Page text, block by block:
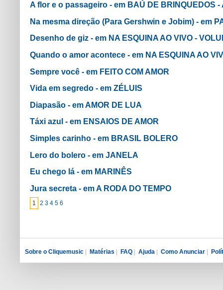
A flor e o passageiro - em BAÚ DE BRINQUEDOS -
Na mesma direção (Para Gershwin e Jobim) - em
Desenho de giz - em NA ESQUINA AO VIVO -
Quando o amor acontece - em NA ESQUINA AO
Sempre você - em FEITO COM AMOR
Vida em segredo - em ZÉLUIS
Diapasão - em AMOR DE LUA
Táxi azul - em ENSAIOS DE AMOR
Simples carinho - em BRASIL BOLERO
Lero do bolero - em JANELA
Eu chego lá - em MARINÊS
Jura secreta - em A RODA DO TEMPO
1 2 3 4 5 6
Sobre o Cliquemusic | Matérias | FAQ | Ajuda | Como Anunciar |